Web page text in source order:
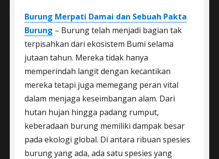
Burung Merpati Damai dan Sebuah Pakta
Burung – Burung telah menjadi bagian tak
terpisahkan dari ekosistem Bumi selama
jutaan tahun. Mereka tidak hanya
memperindah langit dengan kecantikan
mereka tetapi juga memegang peran vital
dalam menjaga keseimbangan alam. Dari
hutan hujan hingga padang rumput,
keberadaan burung memiliki dampak besar
pada ekologi global. Di antara ribuan spesies
burung yang ada, ada satu spesies yang